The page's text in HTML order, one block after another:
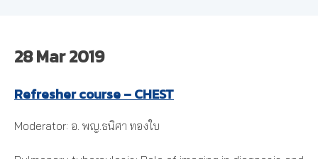
28 Mar 2019
Refresher course – CHEST
Moderator: อ. พญ.ธนิศา ทองใบ